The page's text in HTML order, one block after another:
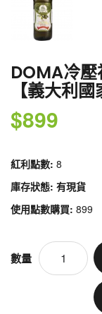
DOMA冷
【義大利
$899
紅利點數: 8
庫存狀態: 有現貨
使用點數購買: 899
數量